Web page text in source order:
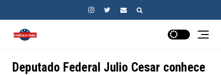
Deputado Federal Julio Cesar conhece